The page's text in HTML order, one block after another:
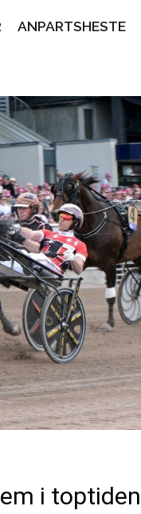
i toptiden
ANPARTSHESTE